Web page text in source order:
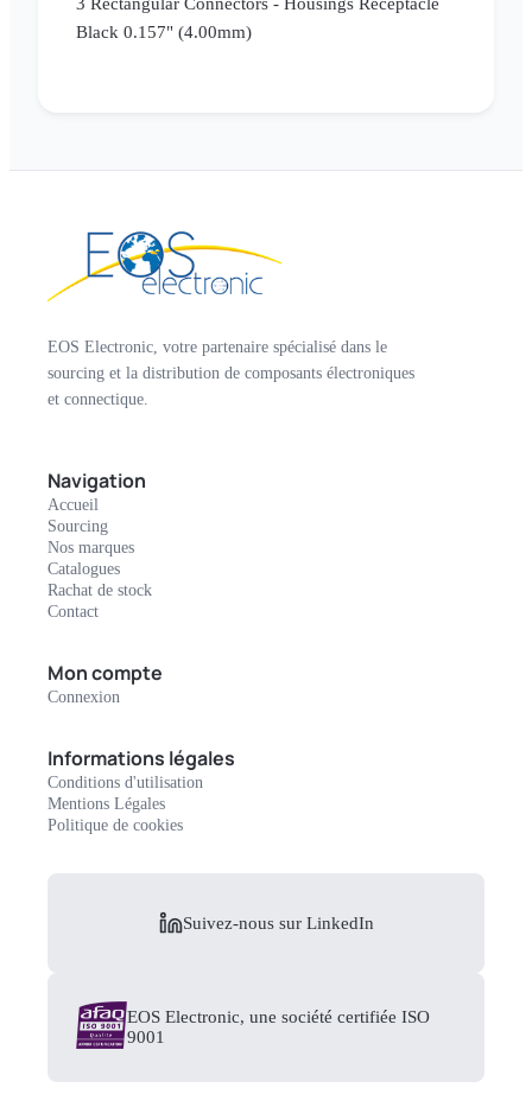
Black 0.157" (4.00mm)
EOS Electronic, votre partenaire spécialisé dans le
sourcing et la distribution de composants électroniques
et connectique.
Navigation
Accueil
Sourcing
Nos marques
Catalogues
Rachat de stock
Contact
Mon compte
Connexion
Informations légales
Conditions d'utilisation
Mentions Légales
Politique de cookies
Suivez-nous sur LinkedIn
EOS Electronic, une société certifiée ISO
9001